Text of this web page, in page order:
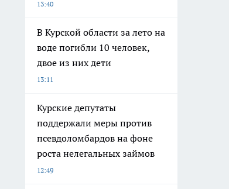
13:40
В Курской области за лето на
воде погибли 10 человек,
двое из них дети
13:11
Курские депутаты
поддержали меры против
псевдоломбардов на фоне
роста нелегальных займов
12:49